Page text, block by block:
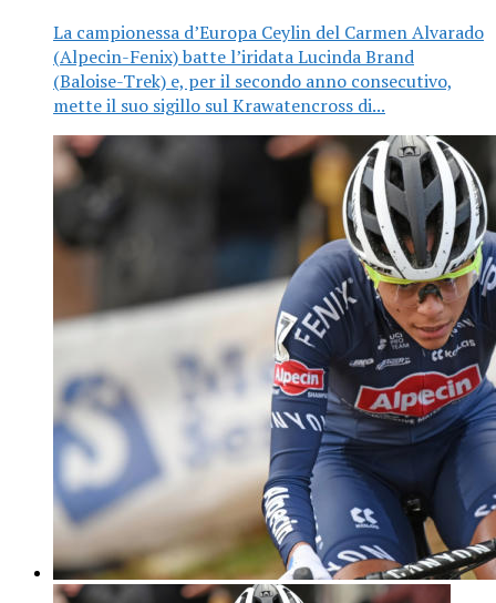
La campionessa d’Europa Ceylin del Carmen Alvarado
(Alpecin-Fenix) batte l’iridata Lucinda Brand
(Baloise-Trek) e, per il secondo anno consecutivo,
mette il suo sigillo sul Krawatencross di...